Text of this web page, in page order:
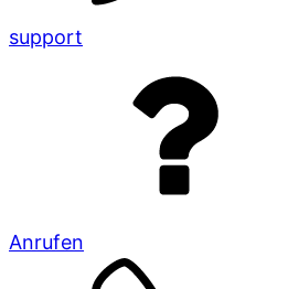
support
Anrufen